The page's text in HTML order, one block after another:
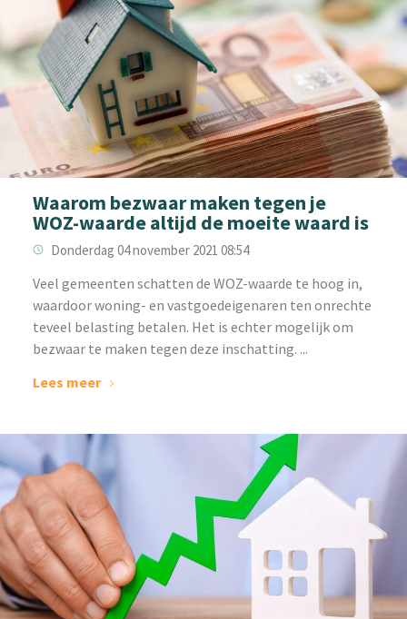
Waarom bezwaar maken tegen je
WOZ-waarde altijd de moeite waard is
Donderdag 04 november 2021 08:54
Veel gemeenten schatten de WOZ-waarde te hoog in,
waardoor woning- en vastgoedeigenaren ten onrechte
teveel belasting betalen. Het is echter mogelijk om
bezwaar te maken tegen deze inschatting. ...
Lees meer